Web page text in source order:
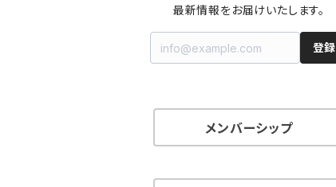
最新情報をお届けいたします。
登録
メンバーシップ